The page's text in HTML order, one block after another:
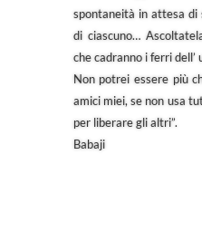
spontaneità in attesa di
di ciascuno…
che cadranno i ferri dell’
Non potrei essere più
amici miei, se non usa
per liberare gli altri”.
Babaji